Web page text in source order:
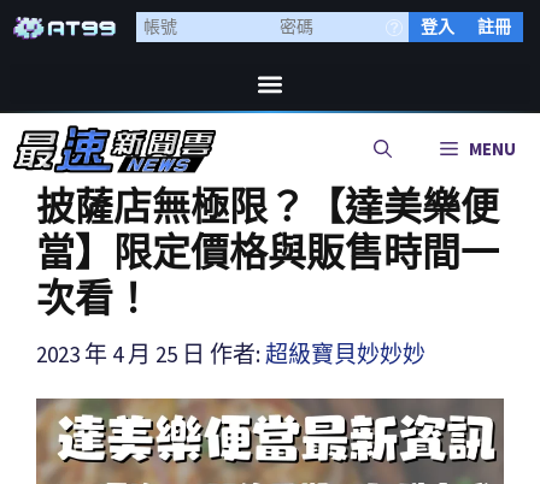
登入 註冊
MENU
披薩店無極限？【達美樂便
當】限定價格與販售時間一
次看！
2023 年 4 月 25 日 作者: 超級寶貝妙妙妙